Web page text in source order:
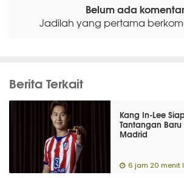
Belum ada
Jadilah yang pertama
Berita Terkait
Kang In-Lee
Tantangan
Madrid
6 jam 20 menit